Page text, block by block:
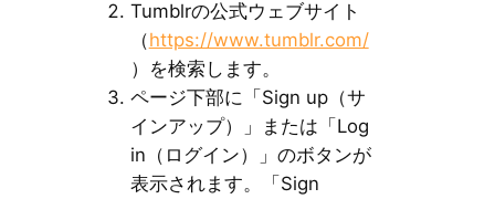
Tumblrの公式ウェブサイト
（https://www.tumblr.com/
）を検索します。
ページ下部に「Sign up（サ
インアップ）」または「Log
in（ログイン）」のボタンが
表示されます。「Sign